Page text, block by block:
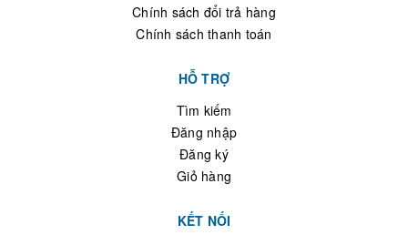
Chính sách đổi trả hàng
Chính sách thanh toán
HỖ TRỢ
Tìm kiếm
Đăng nhập
Đăng ký
Giỏ hàng
KẾT NỐI